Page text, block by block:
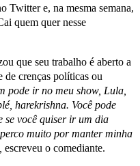
Twitter e, na mesma semana,
quem quer nesse
que seu trabalho é aberto a
de crenças políticas ou
pode ir no meu show, Lula,
harekrishna. Você pode
se você quiser ir um dia
muito por manter minha
escreveu o comediante.